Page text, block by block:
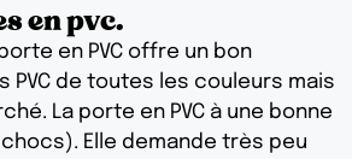
en pvc.
en PVC offre un bon
de toutes les couleurs mais
La porte en PVC à une bonne
Elle demande très peu